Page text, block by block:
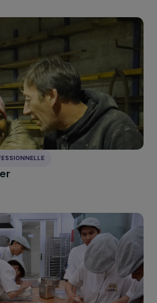
capacités et équipement
de Kolaboui pour
les produits